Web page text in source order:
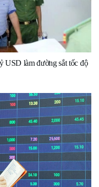
USD làm đường sắt tốc độ